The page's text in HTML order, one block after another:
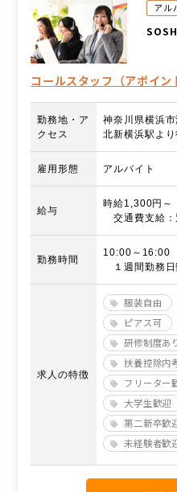
アル
コールスタッフ（アポイン
勤務地・ア
クセス
神奈川県横浜
北新横浜駅よ
雇用形態 アルバイト
給与
時給1,300円～
交通費支給：
勤務時間
10:00～16:00
１週間勤務日
求人の特徴
服装自由
ピアス可
研修制度あ
扶養控除内
フリーター
大学生歓迎
第二新卒歓
未経験者歓